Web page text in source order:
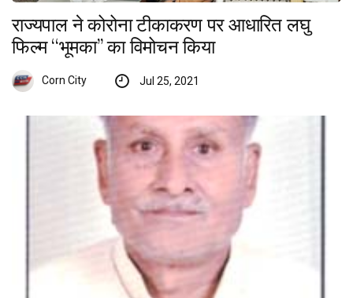
राज्यपाल ने कोरोना टीकाकरण पर आधारित लघु
फिल्म ‘‘भूमका’’ का विमोचन किया
Corn City Jul 25, 2021